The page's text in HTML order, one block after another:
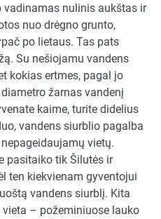
nulinis aukštas ir
nuo drėgno grunto,
po lietaus. Tas pats
Su nešiojamu vandens
kokias ertmes, pagal jo
žarnas vandenį
kaime, turite didelius
vandens siurblio pagalba
vietų.
pasitaiko tik Šilutės ir
ten kiekvienam gyventojui
vandens siurblį. Kita
– požeminiuose lauko